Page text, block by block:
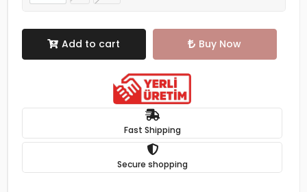
Add to cart Buy Now
Fast Shipping
Secure shopping